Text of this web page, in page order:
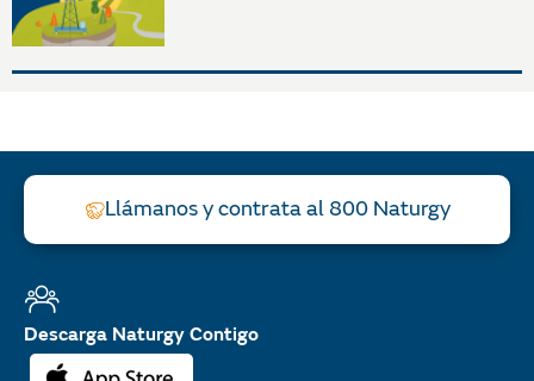
Llámanos y contrata al 800 Naturgy
Descarga Naturgy Contigo